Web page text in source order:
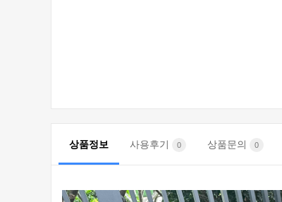
상품정보 사용후기 0 상품문의 0